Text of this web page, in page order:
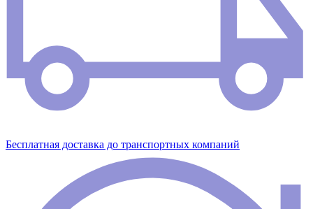
Бесплатная доставка до транспортных компаний